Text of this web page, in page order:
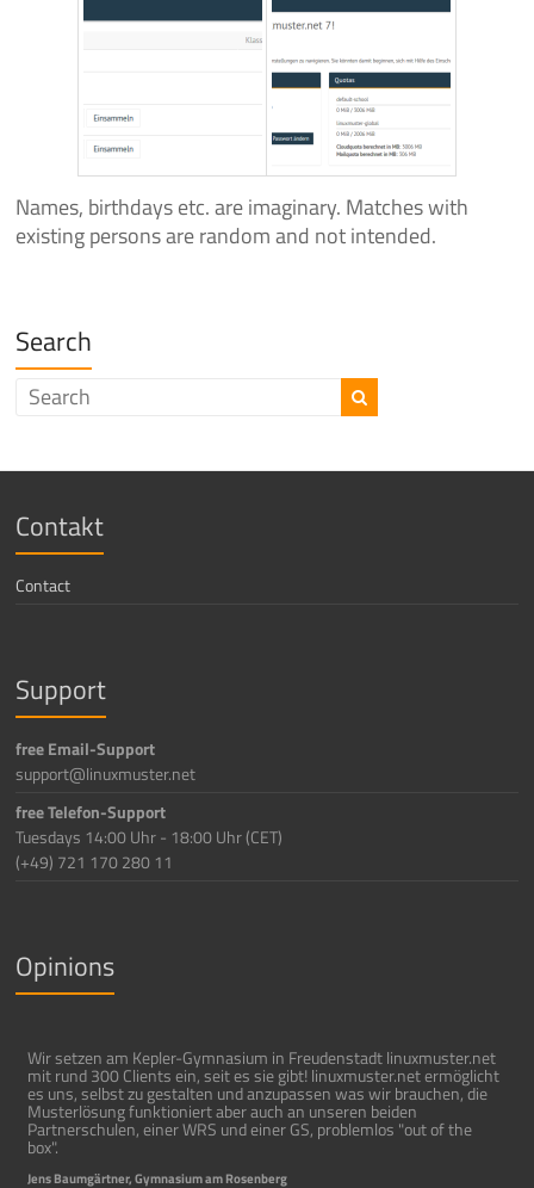
Names, birthdays etc. are imaginary. Matches with
existing persons are random and not intended.
Search
Contakt
Contact
Support
free Email-Support
support@linuxmuster.net
free Telefon-Support
Tuesdays 14:00 Uhr - 18:00 Uhr (CET)
(+49) 721 170 280 11
Opinions
Wir setzen am Kepler-Gymnasium in Freudenstadt linuxmuster.net
mit rund 300 Clients ein, seit es sie gibt! linuxmuster.net ermöglicht
es uns, selbst zu gestalten und anzupassen was wir brauchen, die
Musterlösung funktioniert aber auch an unseren beiden
Partnerschulen, einer WRS und einer GS, problemlos "out of the
box".
Jens Baumgärtner, Gymnasium am Rosenberg